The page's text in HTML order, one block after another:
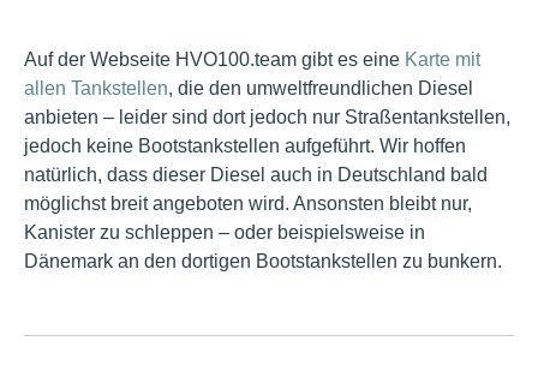
Auf der Webseite HVO100.team gibt es eine Karte mit
allen Tankstellen, die den umweltfreundlichen Diesel
anbieten – leider sind dort jedoch nur Straßentankstellen,
jedoch keine Bootstankstellen aufgeführt. Wir hoffen
natürlich, dass dieser Diesel auch in Deutschland bald
möglichst breit angeboten wird. Ansonsten bleibt nur,
Kanister zu schleppen – oder beispielsweise in
Dänemark an den dortigen Bootstankstellen zu bunkern.